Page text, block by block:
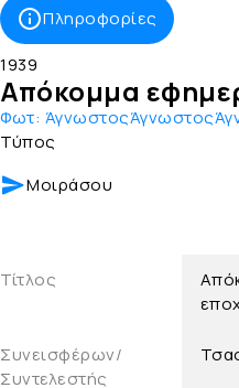
Πληροφορίες
1939
Απόκομμα
Φωτ:
Τύπος
Μοιράσου
Τίτλος
Συνεισφέρων/
Συντελεστής